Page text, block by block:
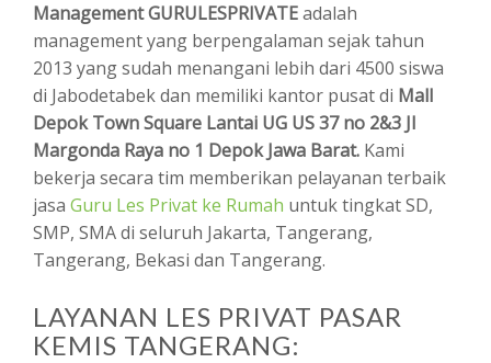
Management GURULESPRIVATEadalah
management yang berpengalaman sejak tahun
2013 yang sudah menangani lebih dari 4500 siswa
di Jabodetabek dan memiliki kantor pusat di Mall
Depok Town Square Lantai UG US 37 no 2&3 Jl
Margonda Raya no 1 Depok Jawa Barat. Kami
bekerja secara tim memberikan pelayanan terbaik
jasa Guru Les Privat ke Rumah untuk tingkat SD,
SMP, SMA di seluruh Jakarta, Tangerang,
Tangerang, Bekasi dan Tangerang.
LAYANAN LES PRIVAT PASAR
KEMIS TANGERANG: